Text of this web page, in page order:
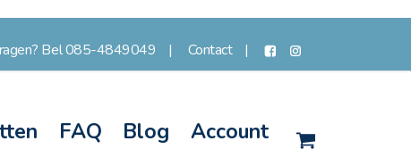
Bel 085-4849049 Contact
FAQ Blog Account